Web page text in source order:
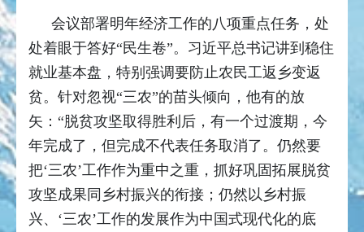
会议部署明年经济工作的八项重点任务，处
处着眼于答好“民生卷”。习近平总书记讲到稳住
就业基本盘，特别强调要防止农民工返乡变返
贫。针对忽视“三农”的苗头倾向，他有的放
矢：“脱贫攻坚取得胜利后，有一个过渡期，今
年完成了，但完成不代表任务取消了。仍然要
把‘三农’工作作为重中之重，抓好巩固拓展脱贫
攻坚成果同乡村振兴的衔接；仍然以乡村振
兴、‘三农’工作的发展作为中国式现代化的底